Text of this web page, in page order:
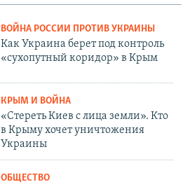
ВОЙНА РОССИИ ПРОТИВ УКРАИНЫ
Как Украина берет под контроль
«сухопутный коридор» в Крым
КРЫМ И ВОЙНА
«Стереть Киев с лица земли». Кто
в Крыму хочет уничтожения
Украины
ОБЩЕСТВО